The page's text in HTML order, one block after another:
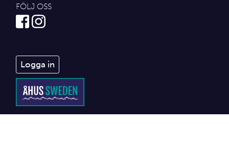
FÖLJ OSS
Logga in